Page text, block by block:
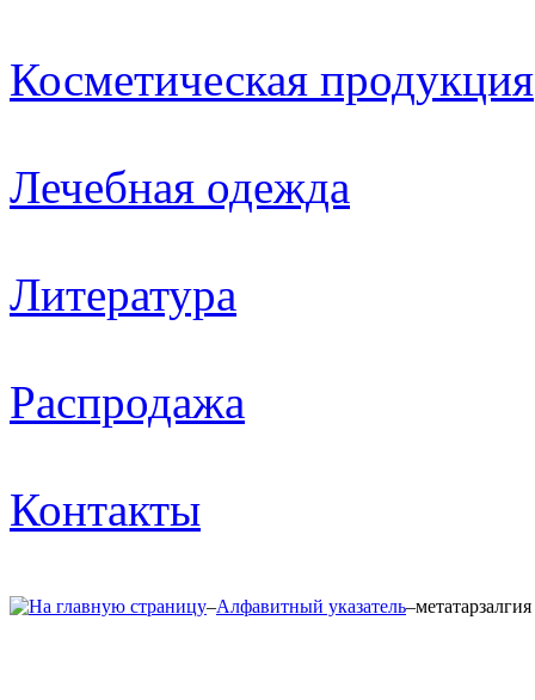
Косметическая продукция
Лечебная одежда
Литература
Распродажа
Контакты
–Алфавитный указатель–метатарзалгия